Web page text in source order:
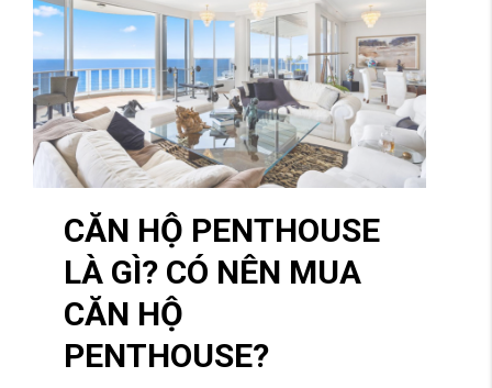
CĂN HỘ PENTHOUSE
LÀ GÌ? CÓ NÊN MUA
CĂN HỘ
PENTHOUSE?